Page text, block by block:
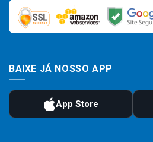
BAIXE JÁ NOSSO APP